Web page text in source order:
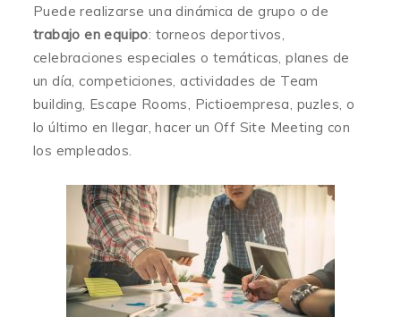
Puede realizarse una dinámica de grupo o de
trabajo en equipo: torneos deportivos,
celebraciones especiales o temáticas, planes de
un día, competiciones, actividades de Team
building, Escape Rooms, Pictioempresa, puzles, o
lo último en llegar, hacer un Off Site Meeting con
los empleados.